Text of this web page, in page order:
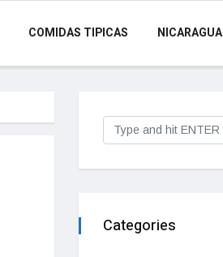
COMIDAS TIPICAS NICARAGUA
Categories